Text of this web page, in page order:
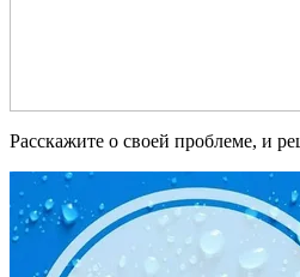
Расскажите о своей проблеме, и